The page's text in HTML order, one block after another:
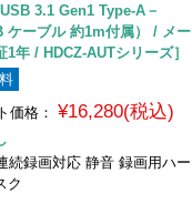
3.1 Gen1 Type-A－
ケーブル 約1m付属） / メー
1年 / HDCZ-AUTシリーズ］
価格： ¥16,280(税込)
続録画対応 静音 録画用ハー
ク